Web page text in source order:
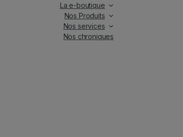
La e-boutique
Nos Produits
Nos services
Nos chroniques